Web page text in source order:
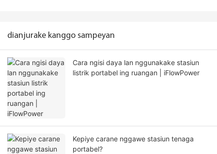
dianjurake kanggo sampeyan
Cara ngisi daya lan nggunakake stasiun
listrik portabel ing ruangan | iFlowPower
Kepiye carane nggawe stasiun tenaga
portabel?